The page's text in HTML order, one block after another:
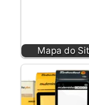
Mapa do